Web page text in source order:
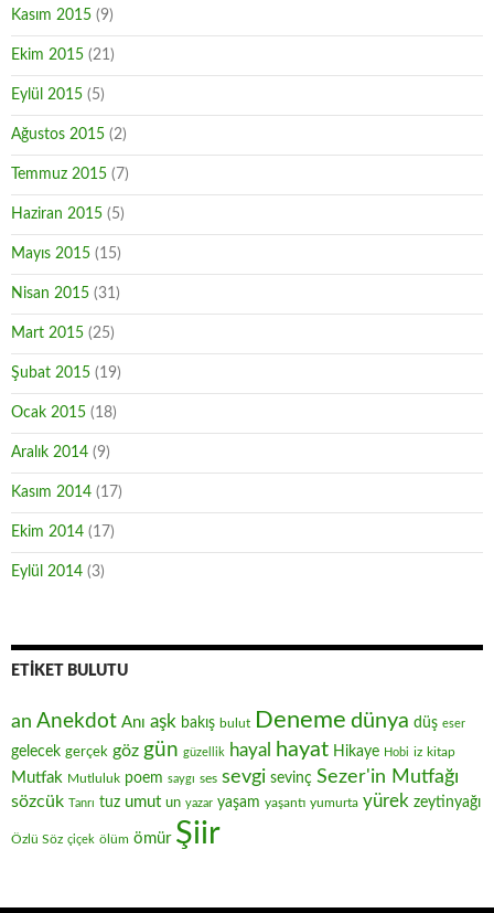
Kasım 2015 (9)
Ekim 2015 (21)
Eylül 2015 (5)
Ağustos 2015 (2)
Temmuz 2015 (7)
Haziran 2015 (5)
Mayıs 2015 (15)
Nisan 2015 (31)
Mart 2015 (25)
Şubat 2015 (19)
Ocak 2015 (18)
Aralık 2014 (9)
Kasım 2014 (17)
Ekim 2014 (17)
Eylül 2014 (3)
ETIKET BULUTU
an Anekdot Anı aşk bakış bulut Deneme dünya düş eser
gelecek gerçek göz gün güzellik hayal hayat Hikaye Hobi iz kitap
Mutfak Mutluluk poem saygı ses sevgi sevinç Sezer'in Mutfağı
sözcük Tanrı tuz umut un yazar yaşam yaşantı yumurta yürek zeytinyağı
Özlü Söz çiçek ölüm ömür Şiir